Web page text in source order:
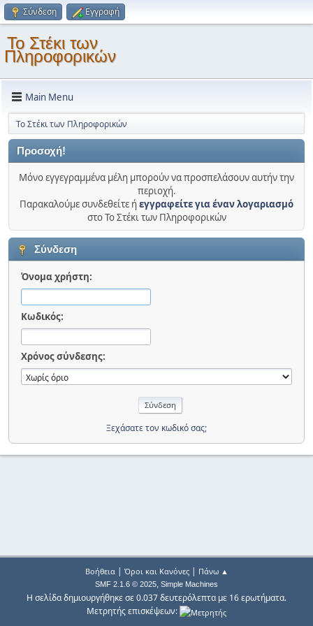
Σύνδεση Εγγραφή
Το Στέκι των
Πληροφορικών
Main Menu
Το Στέκι των Πληροφορικών
Προσοχή!
Μόνο εγγεγραμμένα μέλη μπορούν να προσπελάσουν αυτήν την
περιοχή.
Παρακαλούμε συνδεθείτε ήεγγραφείτε για έναν λογαριασμό
στο Το Στέκι των Πληροφορικών
Σύνδεση
Όνομα χρήστη:
Κωδικός:
Χρόνος σύνδεσης:
Ξεχάσατε τον κωδικό σας;
Βοήθεια| Όροι και Κανόνες| Πάνω ▲
SMF 2.1.6 © 2025, Simple Machines
Η σελίδα δημιουργήθηκε σε 0.037 δευτερόλεπτα με 16 ερωτήματα.
Μετρητής επισκέψεων: